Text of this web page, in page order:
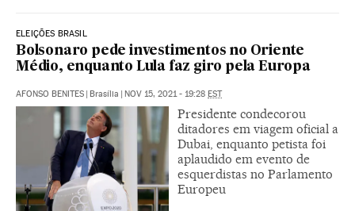
ELEIÇÕES BRASIL
Bolsonaro pede investimentos no Oriente
Médio, enquanto Lula faz giro pela Europa
AFONSO BENITES Brasília NOV 15, 2021 - 19:28 EST
Presidente condecorou
ditadores em viagem oficial a
Dubai, enquanto petista foi
aplaudido em evento de
esquerdistas no Parlamento
Europeu